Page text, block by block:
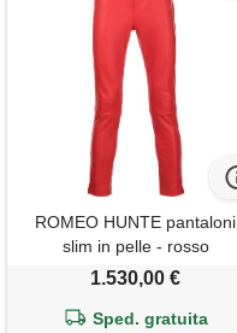
ROMEO HUNTE pantaloni
slim in pelle - rosso
1.530,00 €
Sped. gratuita